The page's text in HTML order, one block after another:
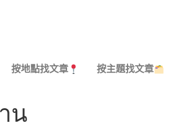
按地點找文章 按主題找文章
น